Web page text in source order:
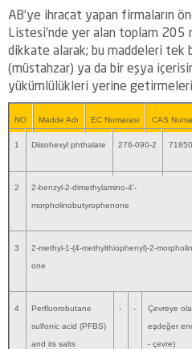
AB’ye ihracat yapan firmaların
Listesi’nde yer alan toplam 205
dikkate alarak; bu maddeleri tek
(müstahzar) ya da bir eşya
yükümlülükleri yerine
NO Madde Adı EC Numarası CAS
1 Diisohexyl phthalate 276-090-2
2
2-benzyl-2-dimethylamino-4'-
morpholinobutyrophenone
3
2-methyl-1-(4-methylthiophenyl)-2-
one
4
Perfluorobutane
sulfonic acid (PFBS)
and its salts
- -
Çevreye
eşdeğer
- çevre)